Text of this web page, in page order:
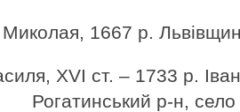
1667 р.
XVI ст. – 1733 р.
Рогатинський р-н,